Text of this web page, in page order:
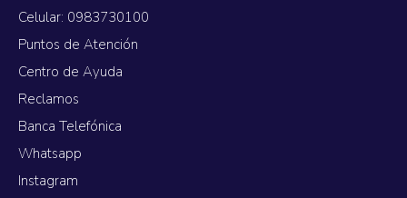
Celular: 0983730100
Puntos de Atención
Centro de Ayuda
Reclamos
Banca Telefónica
Whatsapp
Instagram